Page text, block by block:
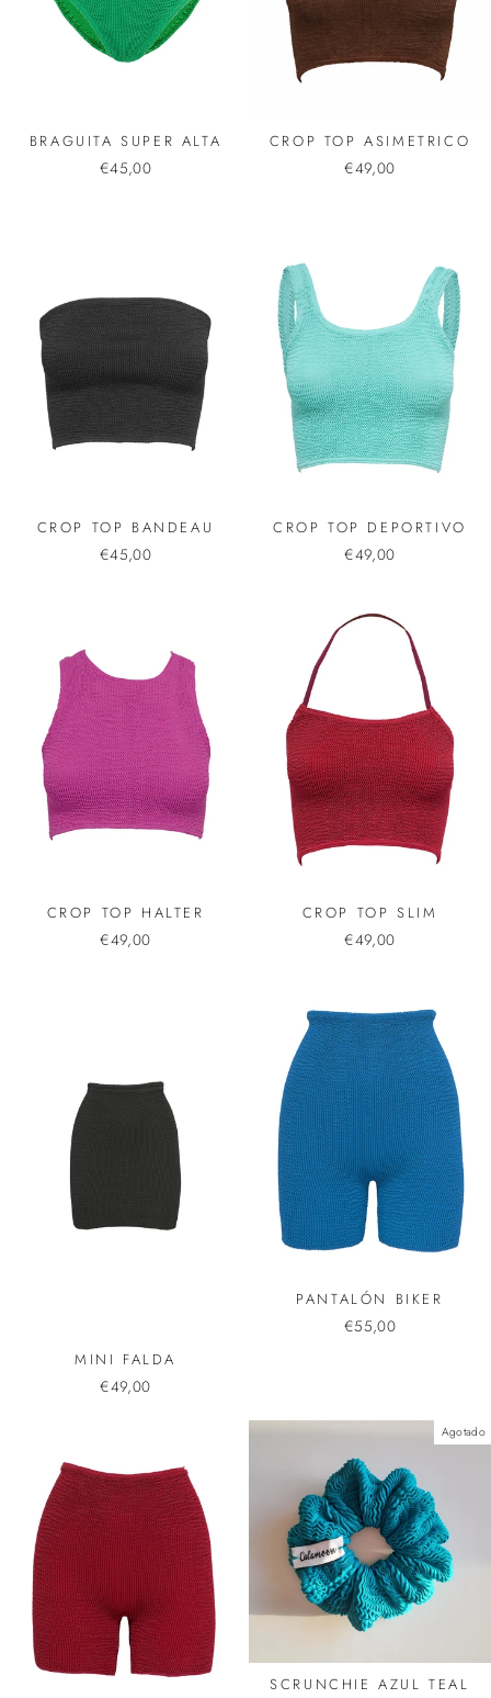
BRAGUITA SUPER ALTA
€45,00
CROP TOP ASIMETRICO
€49,00
CROP TOP BANDEAU
€45,00
CROP TOP DEPORTIVO
€49,00
CROP TOP HALTER
€49,00
CROP TOP SLIM
€49,00
MINI FALDA
€49,00
PANTALÓN BIKER
€55,00
Agotado
SCRUNCHIE AZUL TEAL